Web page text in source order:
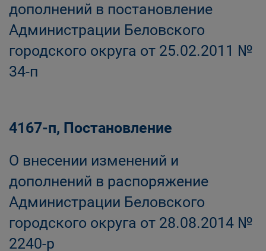
дополнений в постановление
Администрации Беловского
городского округа от 25.02.2011 №
34-п
4167-п, Постановление
О внесении изменений и
дополнений в распоряжение
Администрации Беловского
городского округа от 28.08.2014 №
2240-р